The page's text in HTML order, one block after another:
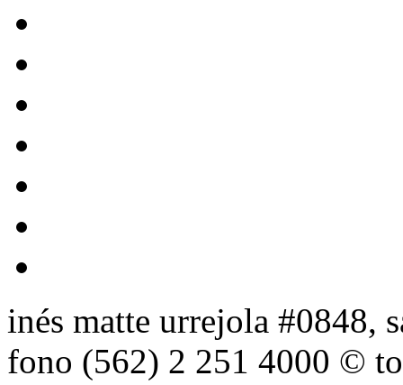
inés matte urrejola #0848,
fono (562) 2 251 4000 ©